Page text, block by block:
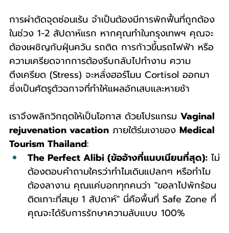
การผ่าตัดจุดซ่อนเร้น จำเป็นต้องมีการพักฟื้นที่ถูกต้อง
ในช่วง 1-2 สัปดาห์แรก หากคุณทำในกรุงเทพฯ คุณจะ
ต้องเผชิญกับฝุ่นควัน รถติด การก้าวขึ้นรถไฟฟ้า หรือ
ความเครียดจากการต้องรีบกลับไปทำงาน ความ
ตึงเครียด (Stress) จะหลั่งฮอร์โมน Cortisol ออกมา
ซึ่งเป็นศัตรูตัวฉกาจที่ทำให้แผลอักเสบและหายช้า
เราจึงพลิกวิกฤตให้เป็นโอกาส ด้วยโปรแกรม Vaginal
rejuvenation vacation ภายใต้ร่มเงาของ Medical
Tourism Thailand:
The Perfect Alibi (ข้ออ้างที่แนบเนียนที่สุด): ไม่
ต้องตอบคำถามใครว่าทำไมเดินแปลกๆ หรือทำไม
ต้องลางาน คุณแค่บอกทุกคนว่า "ขอลาไปพักร้อน
ติดเกาะที่สมุย 1 สัปดาห์" นี่คือพื้นที่ Safe Zone ที่
คุณจะได้รับการรักษาความลับแบบ 100%